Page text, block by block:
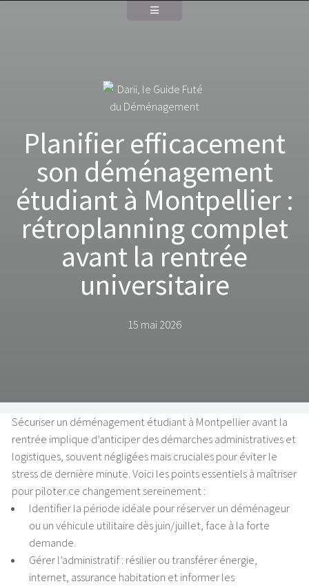
Planifier efficacement
son déménagement
étudiant à Montpellier :
rétroplanning complet
avant la rentrée
universitaire
15 mai 2026
Sécuriser un déménagement étudiant à Montpellier avant la
rentrée implique d’anticiper des démarches administratives et
logistiques, souvent négligées mais cruciales pour éviter le
stress de dernière minute. Voici les points essentiels à maîtriser
pour piloter ce changement sereinement :
Identifier la période idéale pour réserver un déménageur
ou un véhicule utilitaire dès juin/juillet, face à la forte
demande.
Gérer l’administratif : résilier ou transférer énergie,
internet, assurance habitation et informer les